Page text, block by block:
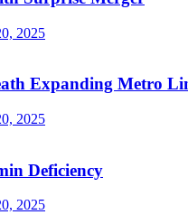
2025
Expanding Metro
2025
Deficiency
2025